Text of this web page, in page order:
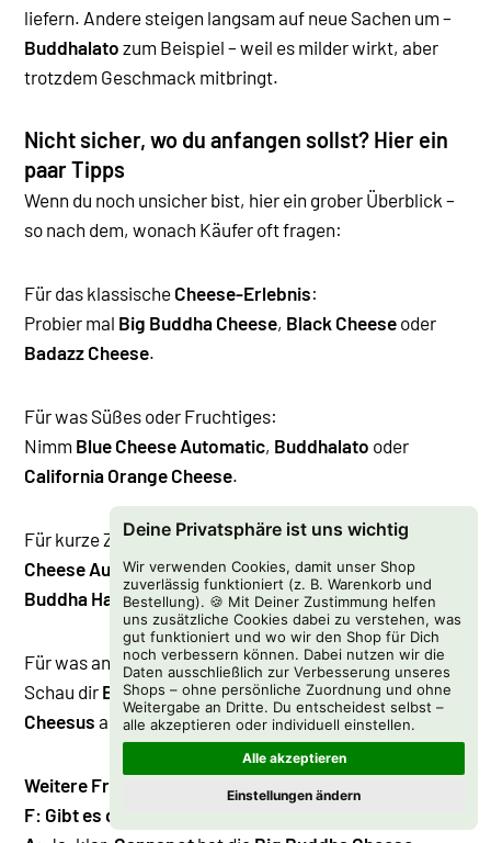
Deine Privatsphäre ist uns wichtig
Wir verwenden Cookies, damit unser Shop
zuverlässig funktioniert (z. B. Warenkorb und
Bestellung). 🍪 Mit Deiner Zustimmung helfen
uns zusätzliche Cookies dabei zu verstehen, was
gut funktioniert und wo wir den Shop für Dich
noch verbessern können. Dabei nutzen wir die
Daten ausschließlich zur Verbesserung unseres
Shops – ohne persönliche Zuordnung und ohne
Weitergabe an Dritte. Du entscheidest selbst –
alle akzeptieren oder individuell einstellen.
Alle akzeptieren
Einstellungen ändern
liefern. Andere steigen langsam auf neue Sachen um –
Buddhalato zum Beispiel – weil es milder wirkt, aber
trotzdem Geschmack mitbringt.
Nicht sicher, wo du anfangen sollst? Hier ein
paar Tipps
Wenn du noch unsicher bist, hier ein grober Überblick –
so nach dem, wonach Käufer oft fragen:
Für das klassische Cheese-Erlebnis:
Probier mal Big Buddha Cheese, Black Cheese oder
Badazz Cheese.
Für was Süßes oder Fruchtiges:
Nimm Blue Cheese Automatic, Buddhalato oder
California Orange Cheese.
Für kurze Zyklen:
Cheese Automatic,Blue Cheese Automaticoder
Buddha Haze Automaticfunktionieren gut.
Für was anderes, das trotzdem ins Bild passt:
Schau dir Buddha Haze, Buddha Kush OGoder
Cheesus an.
Weitere Fragen
F: Gibt es das originale Big Buddha Cheese noch?